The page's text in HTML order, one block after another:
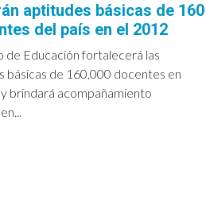
aptitudes básicas de 160
del país en el 2012
de Educación fortalecerá las
básicas de 160,000 docentes en
brindará acompañamiento